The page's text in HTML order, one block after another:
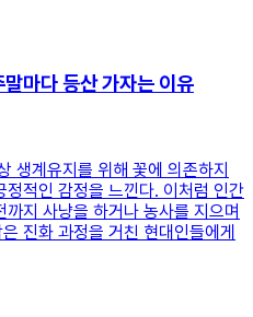
마다 등산 가자는 이유
생계유지를 위해 꽃에 의존하지
적인 감정을 느낀다. 이처럼 인간
지 사냥을 하거나 농사를 지으며
진화 과정을 거친 현대인들에게